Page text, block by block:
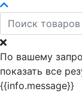
По вашему
показать все
{{info.message}}